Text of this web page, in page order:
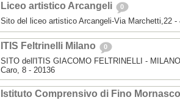
Liceo artistico Arcangeli 0
Sito del liceo artistico Arcangeli-Via Marchetti,22 -
ITIS Feltrinelli Milano 0
SITO dell'ITIS GIACOMO FELTRINELLI -
Caro, 8 - 20136
Istituto Comprensivo di Fino Mornasco